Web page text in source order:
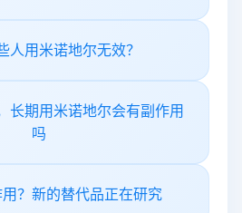
人用米诺地尔无效？
长期用米诺地尔会有副作用
吗
？新的替代品正在研究